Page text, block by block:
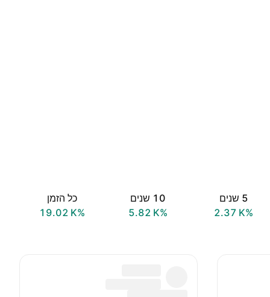
‎5‎ שנים
‪2.37 K‬%
‎10‎ שנים
‪5.82 K‬%
כל הזמן
‪19.02 K‬%